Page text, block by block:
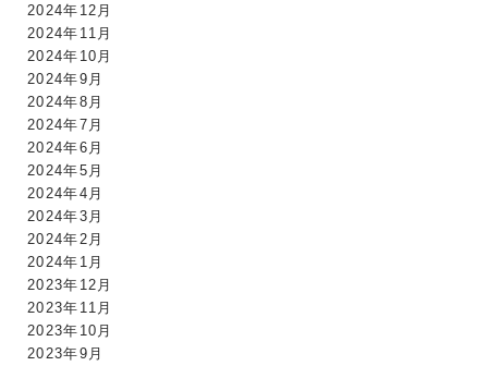
2024年12月
2024年11月
2024年10月
2024年9月
2024年8月
2024年7月
2024年6月
2024年5月
2024年4月
2024年3月
2024年2月
2024年1月
2023年12月
2023年11月
2023年10月
2023年9月